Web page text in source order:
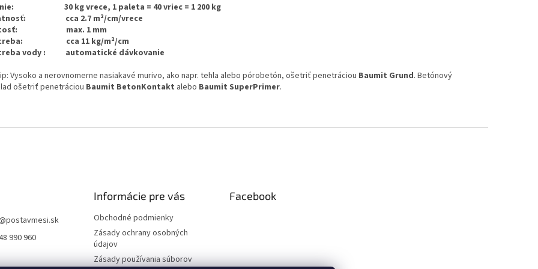
30 kg vrece, 1 paleta = 40 vriec = 1 200 kg
cca 2.7 m²/cm/vrece
max. 1 mm
cca 11 kg/m²/cm
vody : automatické dávkovanie
Vysoko a nerovnomerne nasiakavé murivo, ako napr. tehla alebo pórobetón, ošetriť penetráciou Baumit Grund. Betónový
ošetriť penetráciou Baumit BetonKontakt alebo Baumit SuperPrimer.
postavmesi.sk
990 960
Informácie pre vás
Obchodné podmienky
Zásady ochrany osobných
údajov
Zásady používania súborov
Facebook